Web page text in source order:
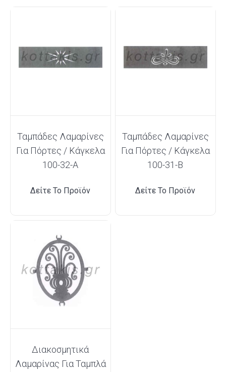
Ταμπάδες Λαμαρίνες
Για Πόρτες / Κάγκελα
100-32-A
Δείτε Το Προϊόν
Ταμπάδες Λαμαρίνες
Για Πόρτες / Κάγκελα
100-31-B
Δείτε Το Προϊόν
Διακοσμητικά
Λαμαρίνας Για Ταμπλά